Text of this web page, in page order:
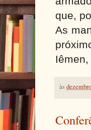
que,
As
às